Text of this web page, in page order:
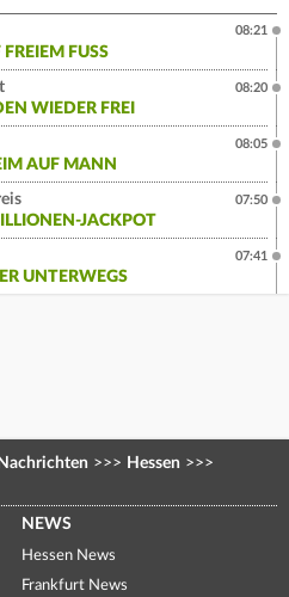
FUSS
08:21
WIEDER FREI
08:20
AUF MANN
08:05
JACKPOT
07:50
UNTERWEGS
07:41
Nachrichten >>> Hessen >>>
NEWS
Hessen News
Frankfurt News